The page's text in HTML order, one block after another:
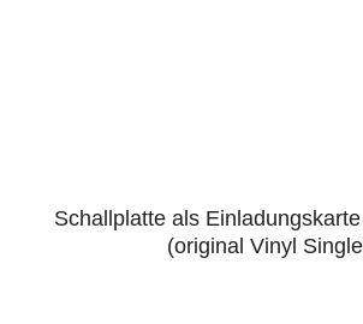
5.00
Schallplatte als Einladungskarte
(original Vinyl